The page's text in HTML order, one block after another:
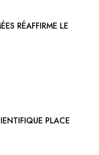
RÉAFFIRME LE
PLACE